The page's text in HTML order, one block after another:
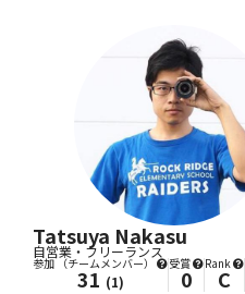
Tatsuya Nakasu
自営業・フリーランス
参加（チームメンバー）
31 (1)
受賞
0
Rank
C